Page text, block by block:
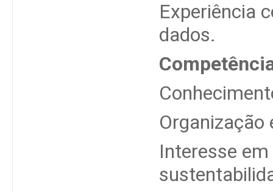
Experiência
dados.
Organização
Interesse